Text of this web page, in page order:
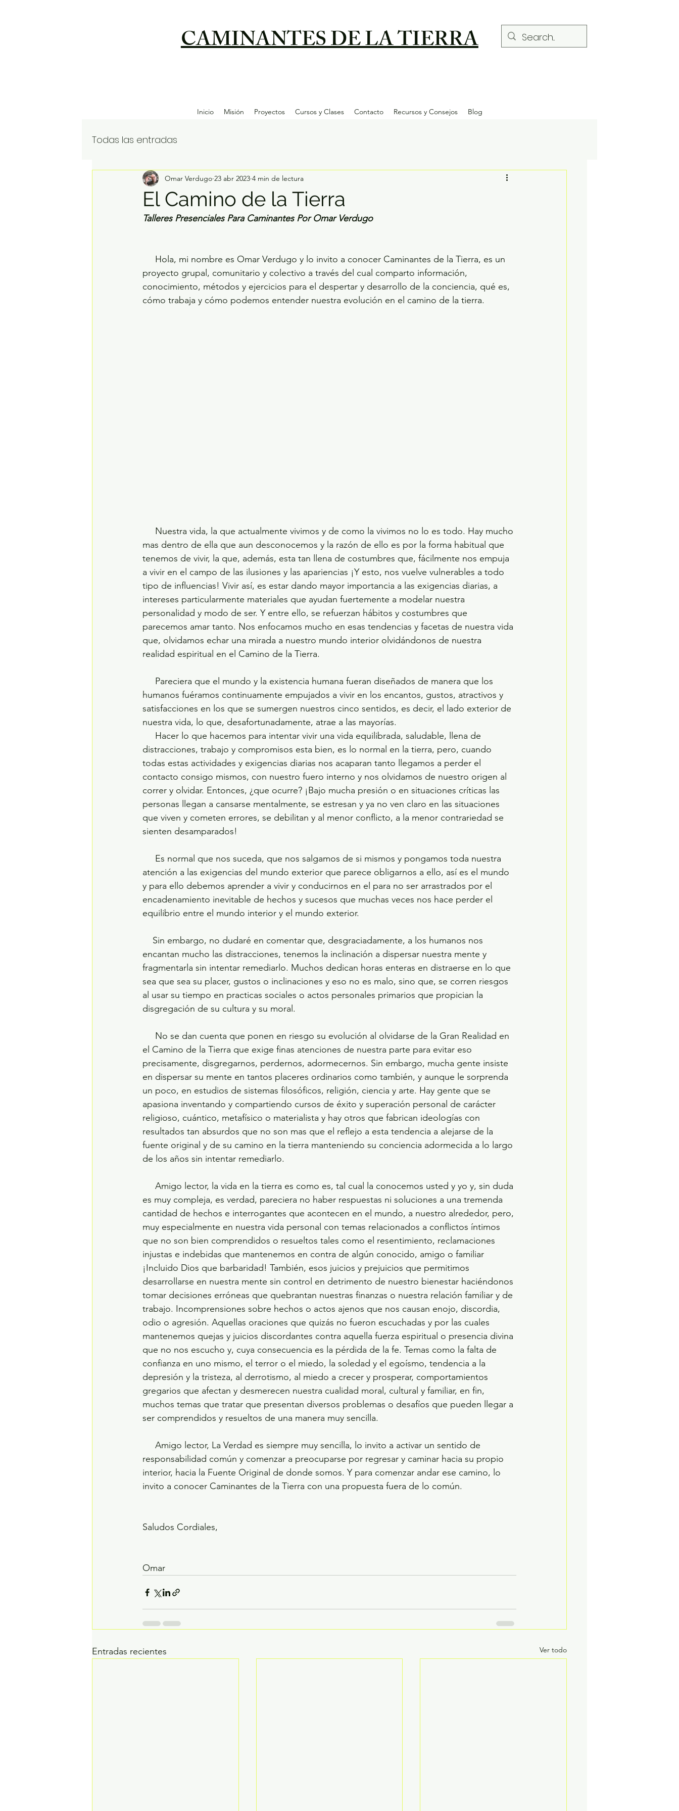
CAMINANTES DE LA TIERRA
Inicio Misión Proyectos Cursos y Clases Contacto Recursos y Consejos Blog
Todas las entradas
El Camino de la Tierra
Omar Verdugo 23 abr 2023 4 min de lectura
Talleres Presenciales Para Caminantes Por Omar Verdugo
proyecto grupal, comunitario y colectivo a través del cual comparto información,
conocimiento, métodos y ejercicios para el despertar y desarrollo de la conciencia, qué es,
cómo trabaja y cómo podemos entender nuestra evolución en el camino de la tierra.
mas dentro de ella que aun desconocemos y la razón de ello es por la forma habitual que
tenemos de vivir, la que, además, esta tan llena de costumbres que, fácilmente nos empuja
a vivir en el campo de las ilusiones y las apariencias ¡Y esto, nos vuelve vulnerables a todo
tipo de influencias! Vivir así, es estar dando mayor importancia a las exigencias diarias, a
intereses particularmente materiales que ayudan fuertemente a modelar nuestra
personalidad y modo de ser. Y entre ello, se refuerzan hábitos y costumbres que
parecemos amar tanto. Nos enfocamos mucho en esas tendencias y facetas de nuestra vida
que, olvidamos echar una mirada a nuestro mundo interior olvidándonos de nuestra
realidad espiritual en el Camino de la Tierra.
humanos fuéramos continuamente empujados a vivir en los encantos, gustos, atractivos y
satisfacciones en los que se sumergen nuestros cinco sentidos, es decir, el lado exterior de
nuestra vida, lo que, desafortunadamente, atrae a las mayorías.
distracciones, trabajo y compromisos esta bien, es lo normal en la tierra, pero, cuando
todas estas actividades y exigencias diarias nos acaparan tanto llegamos a perder el
contacto consigo mismos, con nuestro fuero interno y nos olvidamos de nuestro origen al
correr y olvidar. Entonces, ¿que ocurre? ¡Bajo mucha presión o en situaciones críticas las
personas llegan a cansarse mentalmente, se estresan y ya no ven claro en las situaciones
que viven y cometen errores, se debilitan y al menor conflicto, a la menor contrariedad se
sienten desamparados!
atención a las exigencias del mundo exterior que parece obligarnos a ello, así es el mundo
y para ello debemos aprender a vivir y conducirnos en el para no ser arrastrados por el
encadenamiento inevitable de hechos y sucesos que muchas veces nos hace perder el
equilibrio entre el mundo interior y el mundo exterior.
encantan mucho las distracciones, tenemos la inclinación a dispersar nuestra mente y
fragmentarla sin intentar remediarlo. Muchos dedican horas enteras en distraerse en lo que
sea que sea su placer, gustos o inclinaciones y eso no es malo, sino que, se corren riesgos
al usar su tiempo en practicas sociales o actos personales primarios que propician la
disgregación de su cultura y su moral.
el Camino de la Tierra que exige finas atenciones de nuestra parte para evitar eso
precisamente, disgregarnos, perdernos, adormecernos. Sin embargo, mucha gente insiste
en dispersar su mente en tantos placeres ordinarios como también, y aunque le sorprenda
un poco, en estudios de sistemas filosóficos, religión, ciencia y arte. Hay gente que se
apasiona inventando y compartiendo cursos de éxito y superación personal de carácter
religioso, cuántico, metafísico o materialista y hay otros que fabrican ideologías con
resultados tan absurdos que no son mas que el reflejo a esta tendencia a alejarse de la
fuente original y de su camino en la tierra manteniendo su conciencia adormecida a lo largo
de los años sin intentar remediarlo.
es muy compleja, es verdad, pareciera no haber respuestas ni soluciones a una tremenda
cantidad de hechos e interrogantes que acontecen en el mundo, a nuestro alrededor, pero,
muy especialmente en nuestra vida personal con temas relacionados a conflictos íntimos
que no son bien comprendidos o resueltos tales como el resentimiento, reclamaciones
injustas e indebidas que mantenemos en contra de algún conocido, amigo o familiar
¡Incluido Dios que barbaridad! También, esos juicios y prejuicios que permitimos
desarrollarse en nuestra mente sin control en detrimento de nuestro bienestar haciéndonos
tomar decisiones erróneas que quebrantan nuestras finanzas o nuestra relación familiar y de
trabajo. Incomprensiones sobre hechos o actos ajenos que nos causan enojo, discordia,
odio o agresión. Aquellas oraciones que quizás no fueron escuchadas y por las cuales
mantenemos quejas y juicios discordantes contra aquella fuerza espiritual o presencia divina
que no nos escucho y, cuya consecuencia es la pérdida de la fe. Temas como la falta de
confianza en uno mismo, el terror o el miedo, la soledad y el egoísmo, tendencia a la
depresión y la tristeza, al derrotismo, al miedo a crecer y prosperar, comportamientos
gregarios que afectan y desmerecen nuestra cualidad moral, cultural y familiar, en fin,
muchos temas que tratar que presentan diversos problemas o desafíos que pueden llegar a
ser comprendidos y resueltos de una manera muy sencilla.
responsabilidad común y comenzar a preocuparse por regresar y caminar hacia su propio
interior, hacia la Fuente Original de donde somos. Y para comenzar andar ese camino, lo
invito a conocer Caminantes de la Tierra con una propuesta fuera de lo común.
Saludos Cordiales,
Omar
Entradas recientes Ver todo